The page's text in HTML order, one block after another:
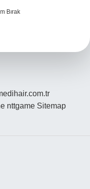
Bırak
nttgame Sitemap